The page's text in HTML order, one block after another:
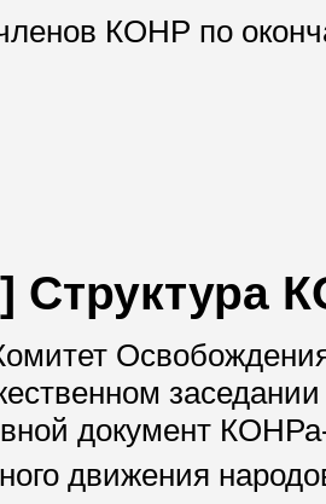
КОНР по
] Структура
документ
движения